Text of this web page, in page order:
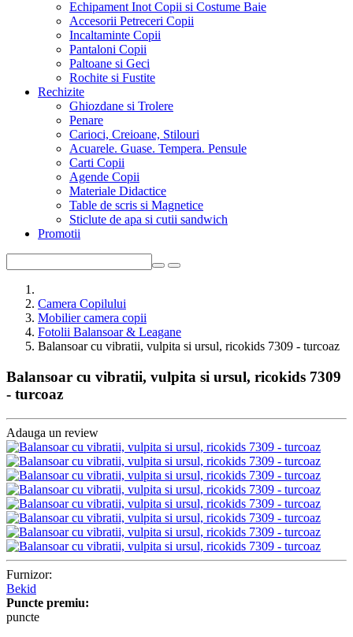
Echipament Inot Copii si Costume Baie
Accesorii Petreceri Copii
Incaltaminte Copii
Pantaloni Copii
Paltoane si Geci
Rochite si Fustite
Rechizite
Ghiozdane si Trolere
Penare
Carioci, Creioane, Stilouri
Acuarele. Guase. Tempera. Pensule
Carti Copii
Agende Copii
Materiale Didactice
Table de scris si Magnetice
Sticlute de apa si cutii sandwich
Promotii
Camera Copilului
Mobilier camera copii
Fotolii Balansoar & Leagane
Balansoar cu vibratii, vulpita si ursul, ricokids 7309 - turcoaz
Balansoar cu vibratii, vulpita si ursul, ricokids 7309
- turcoaz
Adauga un review
Furnizor:
Bekid
Puncte premiu:
puncte